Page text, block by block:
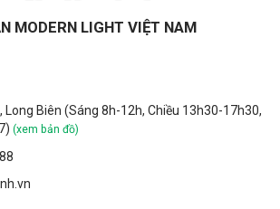
MODERN LIGHT VIỆT NAM
Long Biên (Sáng 8h-12h, Chiều 13h30-17h30,
(xem bản đồ)